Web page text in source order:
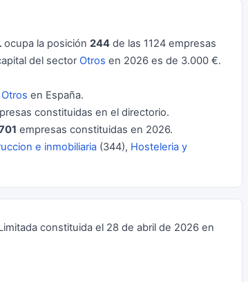
ocupa la posición 244 de las 1124 empresas
del sector Otros en 2026 es de 3.000 €.
Otros en España.
constituidas en el directorio.
empresas constituidas en 2026.
e inmobiliaria (344), Hosteleria y
constituida el 28 de abril de 2026 en